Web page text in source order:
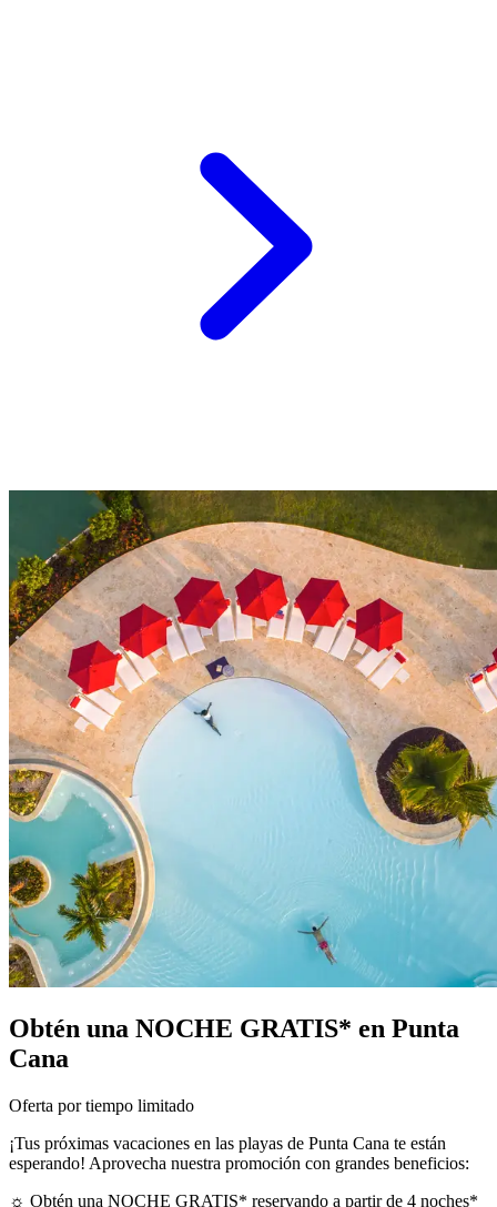
Obtén una NOCHE GRATIS* en Punta
Cana
Oferta por tiempo limitado
¡Tus próximas vacaciones en las playas de Punta Cana te están
esperando! Aprovecha nuestra promoción con grandes beneficios:
☼ Obtén una NOCHE GRATIS* reservando a partir de 4 noches*